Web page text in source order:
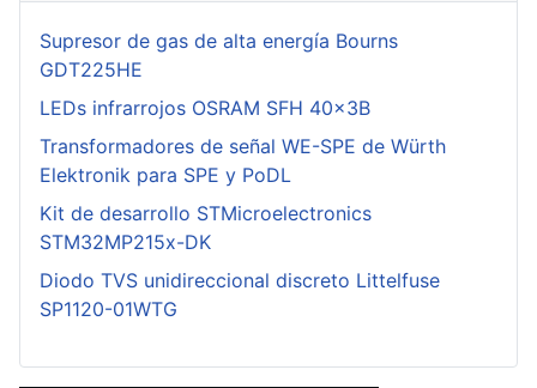
Supresor de gas de alta energía Bourns
GDT225HE
LEDs infrarrojos OSRAM SFH 40x3B
Transformadores de señal WE-SPE de Würth
Elektronik para SPE y PoDL
Kit de desarrollo STMicroelectronics
STM32MP215x-DK
Diodo TVS unidireccional discreto Littelfuse
SP1120-01WTG